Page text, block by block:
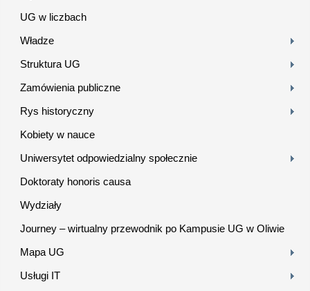
UG w liczbach
Władze
Struktura UG
Zamówienia publiczne
Rys historyczny
Kobiety w nauce
Uniwersytet odpowiedzialny społecznie
Doktoraty honoris causa
Wydziały
Journey – wirtualny przewodnik po Kampusie UG w Oliwie
Mapa UG
Usługi IT